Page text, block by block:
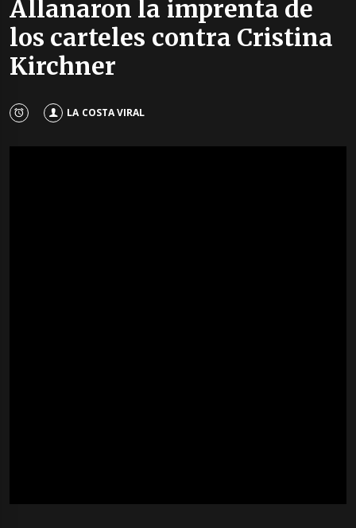
Allanaron la imprenta de
los carteles contra Cristina
Kirchner
LA COSTA VIRAL